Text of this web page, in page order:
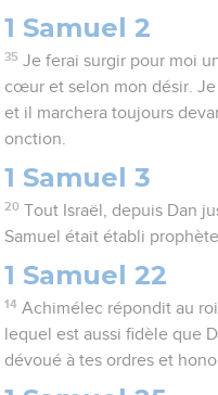
1 Samuel 2
35 Je ferai surgir pour moi
cœur et selon mon désir.
et il marchera toujours
onction.
1 Samuel 3
20 Tout Israël, depuis Dan
Samuel était établi prophète
1 Samuel 22
14 Achimélec répondit au roi
lequel est aussi fidèle que
dévoué à tes ordres et